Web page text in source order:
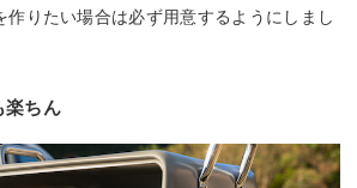
作りたい場合は必ず用意するようにしまし
楽ちん